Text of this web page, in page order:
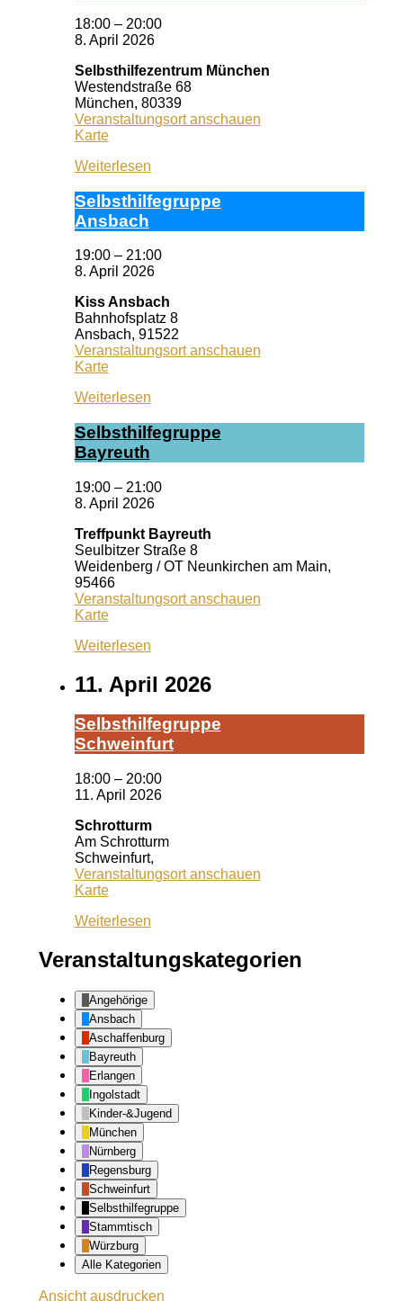
18:00 – 20:00
8. April 2026
Selbsthilfezentrum München
Westendstraße 68
München, 80339
Veranstaltungsort anschauen
KarteSelbsthilfezentrum
Weiterlesen
Selbst­hil­fe­grup­pe
Ans­bach
19:00 – 21:00
8. April 2026
Kiss Ansbach
Bahnhofsplatz 8
Ansbach, 91522
Veranstaltungsort anschauen
KarteKiss
Weiterlesen
Selbst­hil­fe­grup­pe
Bay­reuth
19:00 – 21:00
8. April 2026
Treffpunkt Bayreuth
Seulbitzer Straße 8
Weidenberg / OT Neunkirchen am Main,
95466
Veranstaltungsort anschauen
KarteTreffpunkt
Weiterlesen
11. April 2026
Selbst­hil­fe­grup­pe
Schwein­furt
18:00 – 20:00
11. April 2026
Schrotturm
Am Schrotturm
Schweinfurt,
Veranstaltungsort anschauen
KarteSchrotturm
Weiterlesen
Veranstaltungskategorien
Angehörige
Ansbach
Aschaffenburg
Bayreuth
Erlangen
Ingolstadt
Kinder-&Jugend
München
Nürnberg
Regensburg
Schweinfurt
Selbsthilfegruppe
Stammtisch
Würzburg
Alle Kategorien
Ansichtausdrucken